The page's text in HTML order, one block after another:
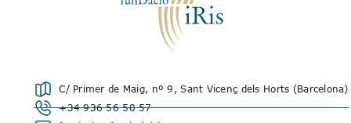
C/ Primer de Maig, nº 9, Sant Vicenç dels Horts (Barcelona)
+34 936 56 50 57